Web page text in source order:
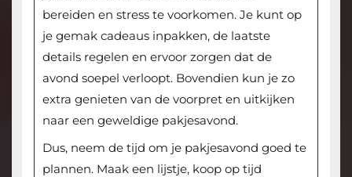
bereiden en stress te voorkomen. Je kunt op
je gemak cadeaus inpakken, de laatste
details regelen en ervoor zorgen dat de
avond soepel verloopt. Bovendien kun je zo
extra genieten van de voorpret en uitkijken
naar een geweldige pakjesavond.
Dus, neem de tijd om je pakjesavond goed te
plannen. Maak een lijstje, koop op tijd